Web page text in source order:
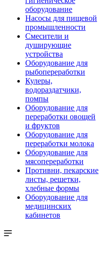
оборудование
Насосы для пищевой
промышленности
Смесители и
душирующие
устройства
Оборудование для
рыбопереработки
Кулеры,
водораздатчики,
помпы
Оборудование для
переработки овощей
и фруктов
Оборудование для
переработки молока
Оборудование для
мясопереработки
Противни, пекарские
листы, решетки,
хлебные формы
Оборудование для
медицинских
кабинетов